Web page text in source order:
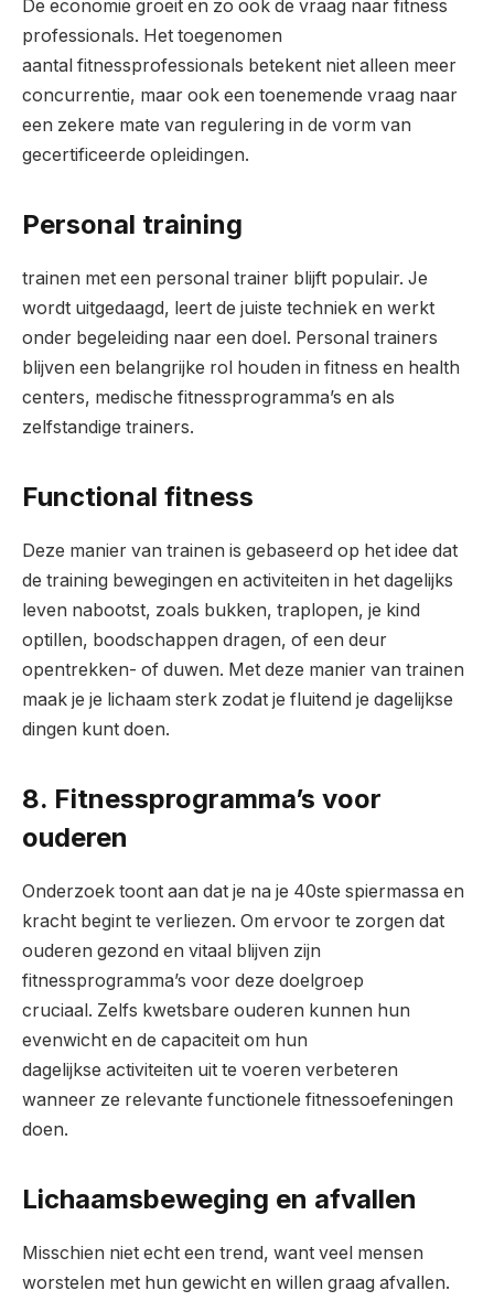
De economie groeit en zo ook de vraag naar fitness
professionals. Het toegenomen
aantal fitnessprofessionals betekent niet alleen meer
concurrentie, maar ook een toenemende vraag naar
een zekere mate van regulering in de vorm van
gecertificeerde opleidingen.
Personal training
trainen met een personal trainer blijft populair. Je
wordt uitgedaagd, leert de juiste techniek en werkt
onder begeleiding naar een doel. Personal trainers
blijven een belangrijke rol houden in fitness en health
centers, medische fitnessprogramma’s en als
zelfstandige trainers.
Functional fitness
Deze manier van trainen is gebaseerd op het idee dat
de training bewegingen en activiteiten in het dagelijks
leven nabootst, zoals bukken, traplopen, je kind
optillen, boodschappen dragen, of een deur
opentrekken- of duwen. Met deze manier van trainen
maak je je lichaam sterk zodat je fluitend je dagelijkse
dingen kunt doen.
8. Fitnessprogramma’s voor
ouderen
Onderzoek toont aan dat je na je 40ste spiermassa en
kracht begint te verliezen. Om ervoor te zorgen dat
ouderen gezond en vitaal blijven zijn
fitnessprogramma’s voor deze doelgroep
cruciaal. Zelfs kwetsbare ouderen kunnen hun
evenwicht en de capaciteit om hun
dagelijkse activiteiten uit te voeren verbeteren
wanneer ze relevante functionele fitnessoefeningen
doen.
Lichaamsbeweging en afvallen
Misschien niet echt een trend, want veel mensen
worstelen met hun gewicht en willen graag afvallen.